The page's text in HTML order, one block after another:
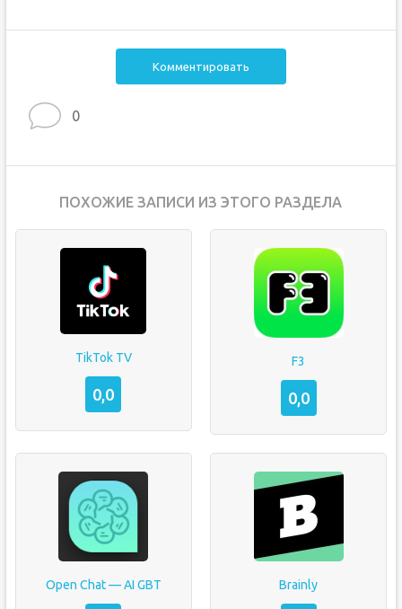
Комментировать
0
ПОХОЖИЕ ЗАПИСИ ИЗ ЭТОГО РАЗДЕЛА
TikTok TV
0,0
F3
0,0
Open Chat — AI GBT Brainly